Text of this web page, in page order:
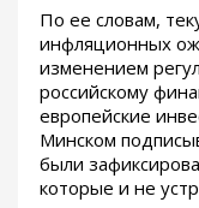
По ее словам,
инфляционных
изменением
российскому
европейские
Минском
были
которые и не